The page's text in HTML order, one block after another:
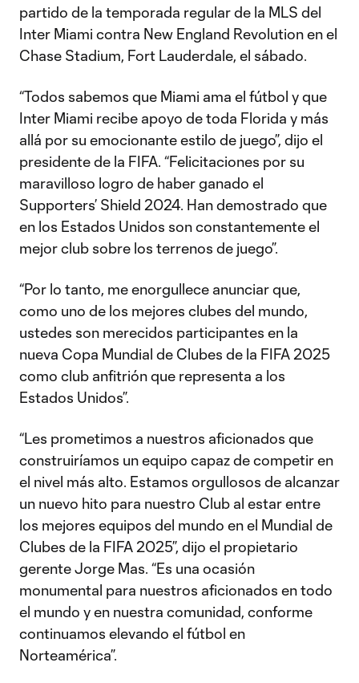
partido de la temporada regular de la MLS del
Inter Miami contra New England Revolution en el
Chase Stadium, Fort Lauderdale, el sábado.
“Todos sabemos que Miami ama el fútbol y que
Inter Miami recibe apoyo de toda Florida y más
allá por su emocionante estilo de juego”, dijo el
presidente de la FIFA. “Felicitaciones por su
maravilloso logro de haber ganado el
Supporters’ Shield 2024. Han demostrado que
en los Estados Unidos son constantemente el
mejor club sobre los terrenos de juego”.
“Por lo tanto, me enorgullece anunciar que,
como uno de los mejores clubes del mundo,
ustedes son merecidos participantes en la
nueva Copa Mundial de Clubes de la FIFA 2025
como club anfitrión que representa a los
Estados Unidos”.
“Les prometimos a nuestros aficionados que
construiríamos un equipo capaz de competir en
el nivel más alto. Estamos orgullosos de alcanzar
un nuevo hito para nuestro Club al estar entre
los mejores equipos del mundo en el Mundial de
Clubes de la FIFA 2025”, dijo el propietario
gerente Jorge Mas. “Es una ocasión
monumental para nuestros aficionados en todo
el mundo y en nuestra comunidad, conforme
continuamos elevando el fútbol en
Norteamérica”.